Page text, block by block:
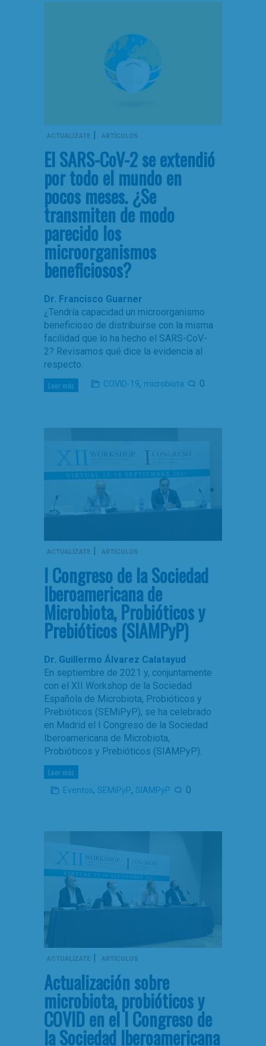
ACTUALÍZATE | ARTÍCULOS
El SARS-CoV-2 se extendió
por todo el mundo en
pocos meses. ¿Se
transmiten de modo
parecido los
microorganismos
beneficiosos?
Dr. Francisco Guarner
¿Tendría capacidad un microorganismo
beneficioso de distribuirse con la misma
facilidad que lo ha hecho el SARS-CoV-
2? Revisamos qué dice la evidencia al
respecto.
Leer más COVID-19, microbiota 0
ACTUALÍZATE | ARTÍCULOS
I Congreso de la Sociedad
Iberoamericana de
Microbiota, Probióticos y
Prebióticos (SIAMPyP)
Dr. Guillermo Álvarez Calatayud
En septiembre de 2021 y, conjuntamente
con el XII Workshop de la Sociedad
Española de Microbiota, Probióticos y
Prebióticos (SEMiPyP), se ha celebrado
en Madrid el I Congreso de la Sociedad
Iberoamericana de Microbiota,
Probióticos y Prebióticos (SIAMPyP).
Leer más
Eventos, SEMiPyP, SIAMPyP 0
ACTUALÍZATE | ARTÍCULOS
Actualización sobre
microbiota, probióticos y
COVID en el I Congreso de
la Sociedad Iberoamericana